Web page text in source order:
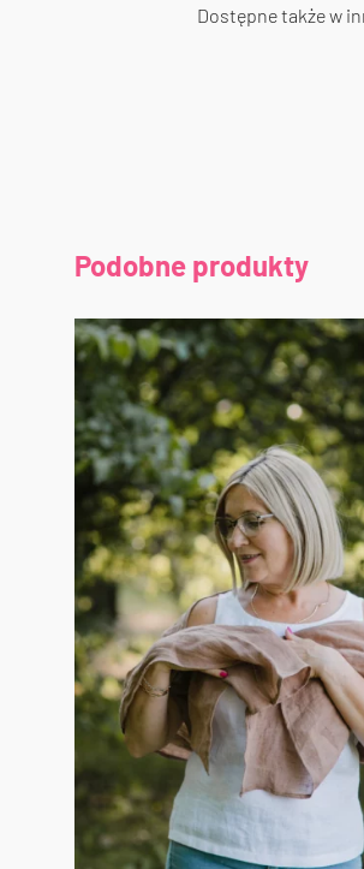
Dostępne także w
Podobne produkty